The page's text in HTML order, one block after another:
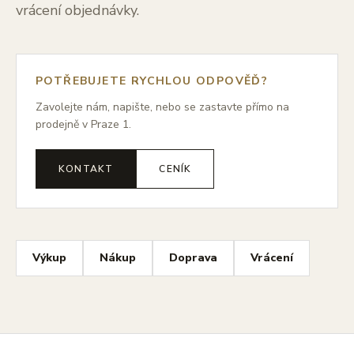
vrácení objednávky.
POTŘEBUJETE RYCHLOU ODPOVĚĎ?
Zavolejte nám, napište, nebo se zastavte přímo na
prodejně v Praze 1.
KONTAKT CENÍK
Výkup Nákup Doprava Vrácení